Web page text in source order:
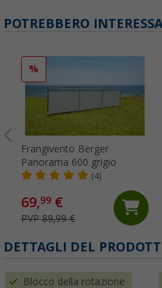
POTREBBERO
%
Frangivento Berger
Panorama 600 grigio
(4)
69,99 €
PVP 89,99 €
DETTAGLI DEL
Blocco della rotazione